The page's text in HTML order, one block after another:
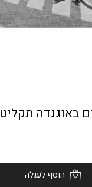
באוגנדה תקליט
הוסף לעגלה